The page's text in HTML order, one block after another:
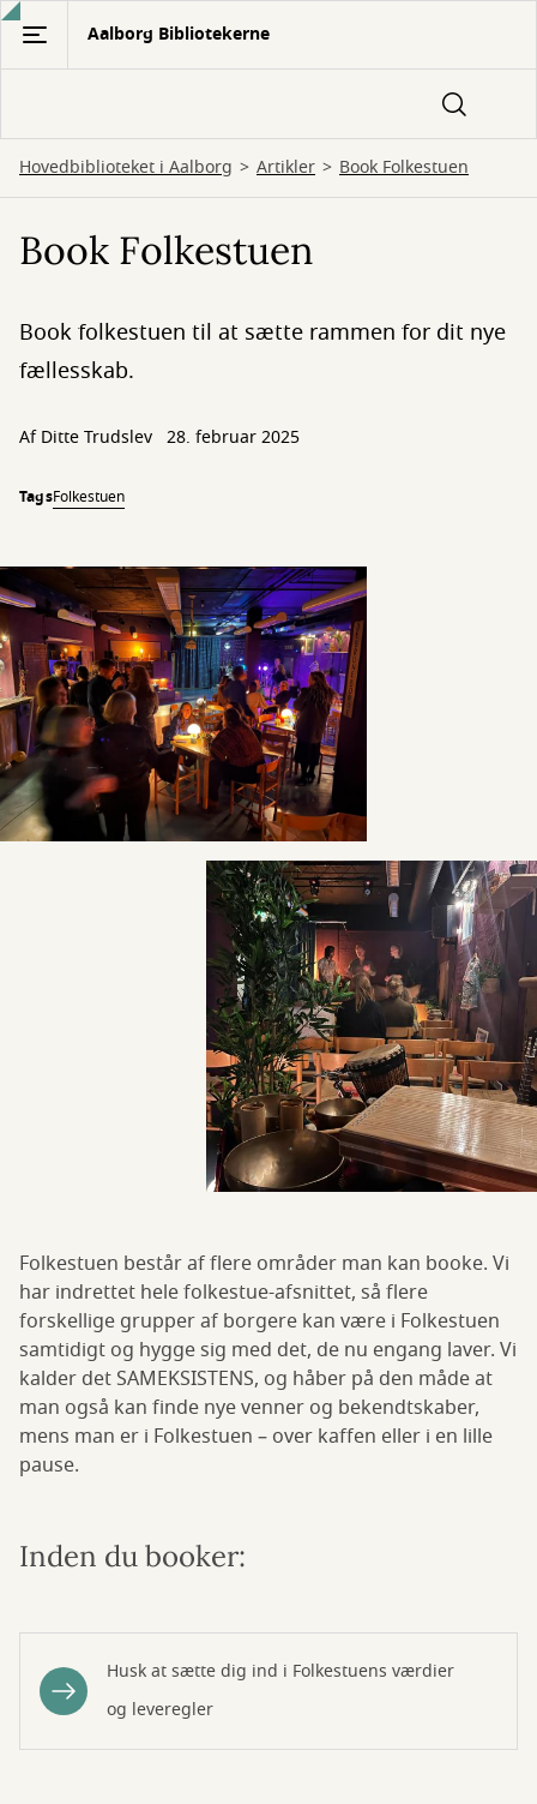
Gå
hovedindhold
Aalborg Bibliotekerne
Hovedbiblioteket i Aalborg Artikler Book Folkestuen
Book Folkestuen
Book folkestuen til at sætte rammen for dit nye
fællesskab.
AfDitte Trudslev 28. februar 2025
TagsFolkestuen
Folkestuen består af flere områder man kan booke. Vi
har indrettet hele folkestue-afsnittet, så flere
forskellige grupper af borgere kan være i Folkestuen
samtidigt og hygge sig med det, de nu engang laver. Vi
kalder det SAMEKSISTENS, og håber på den måde at
man også kan finde nye venner og bekendtskaber,
mens man er i Folkestuen – over kaffen eller i en lille
pause.
Inden du booker:
Husk at sætte dig ind i Folkestuens værdier
og leveregler